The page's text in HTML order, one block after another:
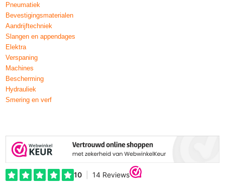
Pneumatiek
Bevestigingsmaterialen
Aandrijftechniek
Slangen en appendages
Elektra
Verspaning
Machines
Bescherming
Hydrauliek
Smering en verf